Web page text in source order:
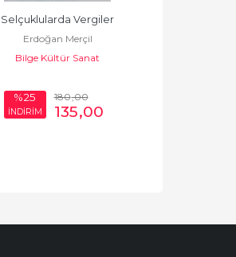
Selçuklularda Vergiler
Erdoğan Merçil
Bilge Kültür Sanat
%25
İNDİRİM
180,00
135,00